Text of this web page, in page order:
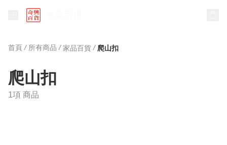
首頁 / 所有商品 / 家品百貨 / 爬山扣
爬山扣
1項 商品